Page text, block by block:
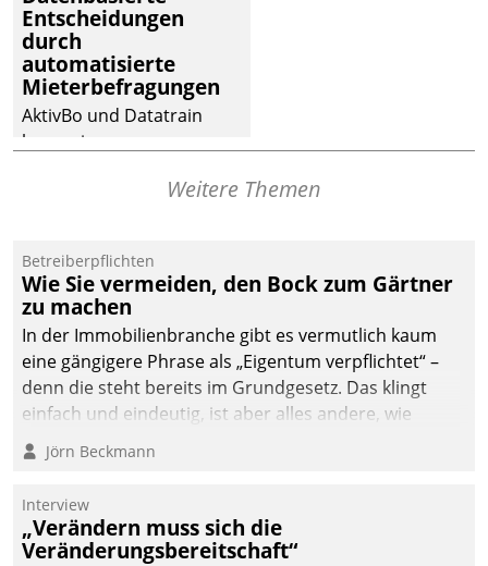
deutscher
Wohnungsunternehmen
– und beschleunigt damit
den Weg vom
Mieteranliegen zum
Dienstleisterauftrag.
Entscheidungen
durch
automatisierte
Mieterbefragungen
AktivBo und Datatrain
kooperieren –
profitieren: Die nahtlose
Datatrain ermöglicht
automatisiert ausgelöste,
zielgerichtete
Mieterbefragungen – eine
starke Grundlage für
intelligente,
Entscheidungen.
Weitere Themen
Betreiberpflichten
Wie Sie vermeiden, den Bock zum Gärtner
zu machen
In der Immobilienbranche gibt es vermutlich kaum
eine gängigere Phrase als „Eigentum verpflichtet“ –
denn die steht bereits im Grundgesetz. Das klingt
einfach und eindeutig, ist aber alles andere, wie
Branchenbeschäftigte wissen. Denn mit der
Verantwortung folgen Verpflichtungen.
Jörn Beckmann
Interview
„Verändern muss sich die
Veränderungsbereitschaft“